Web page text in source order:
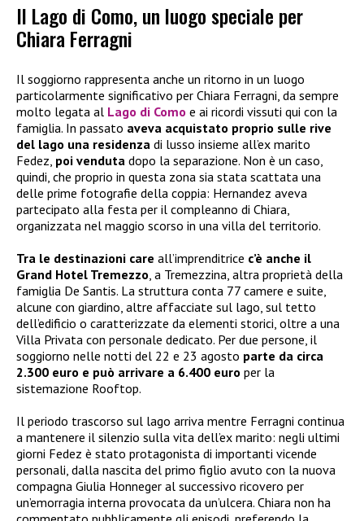
Il Lago di Como, un luogo speciale per
Chiara Ferragni
Il soggiorno rappresenta anche un ritorno in un luogo
particolarmente significativo per Chiara Ferragni, da sempre
molto legata al Lago di Como e ai ricordi vissuti qui con la
famiglia. In passato aveva acquistato proprio sulle rive
del lago una residenza di lusso insieme all’ex marito
Fedez, poi venduta dopo la separazione. Non è un caso,
quindi, che proprio in questa zona sia stata scattata una
delle prime fotografie della coppia: Hernandez aveva
partecipato alla festa per il compleanno di Chiara,
organizzata nel maggio scorso in una villa del territorio.
Tra le destinazioni care all’imprenditrice c’è anche il
Grand Hotel Tremezzo, a Tremezzina, altra proprietà della
famiglia De Santis. La struttura conta 77 camere e suite,
alcune con giardino, altre affacciate sul lago, sul tetto
dell’edificio o caratterizzate da elementi storici, oltre a una
Villa Privata con personale dedicato. Per due persone, il
soggiorno nelle notti del 22 e 23 agosto parte da circa
2.300 euro e può arrivare a 6.400 euro per la
sistemazione Rooftop.
Il periodo trascorso sul lago arriva mentre Ferragni continua
a mantenere il silenzio sulla vita dell’ex marito: negli ultimi
giorni Fedez è stato protagonista di importanti vicende
personali, dalla nascita del primo figlio avuto con la nuova
compagna Giulia Honneger al successivo ricovero per
un’emorragia interna provocata da un’ulcera. Chiara non ha